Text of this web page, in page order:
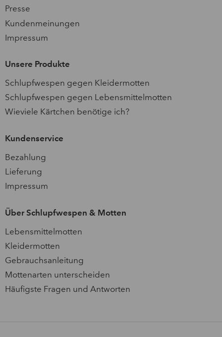
Presse
Kundenmeinungen
Impressum
Unsere Produkte
Schlupfwespen gegen Kleidermotten
Schlupfwespen gegen Lebensmittelmotten
Wieviele Kärtchen benötige ich?
Kundenservice
Bezahlung
Lieferung
Impressum
Über Schlupfwespen & Motten
Lebensmittelmotten
Kleidermotten
Gebrauchsanleitung
Mottenarten unterscheiden
Häufigste Fragen und Antworten